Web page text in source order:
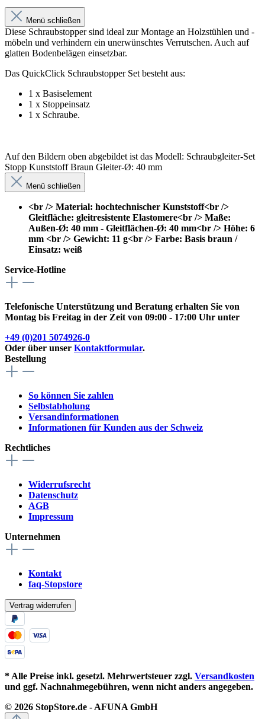
Menü schließen
Diese Schraubstopper sind ideal zur Montage an Holzstühlen und -
möbeln und verhindern ein unerwünschtes Verrutschen. Auch auf
glatten Bodenbelägen einsetzbar.
Das QuickClick Schraubstopper Set besteht aus:
1 x Basiselement
1 x Stoppeinsatz
1 x Schraube.
Auf den Bildern oben abgebildet ist das Modell: Schraubgleiter-Set
Stopp Kunststoff Braun Gleiter-Ø: 40 mm
Menü schließen
<br /> Material: hochtechnischer Kunststoff<br />
Gleitfläche: gleitresistente Elastomere<br /> Maße:
Außen-Ø: 40 mm - Gleitflächen-Ø: 40 mm<br /> Höhe: 6
mm <br /> Gewicht: 11 g<br /> Farbe: Basis braun /
Einsatz: weiß
Service-Hotline
Telefonische Unterstützung und Beratung erhalten Sie von
Montag bis Freitag in der Zeit von 09:00 - 17:00 Uhr unter
+49 (0)201 5074926-0
Oder über unser Kontaktformular.
Bestellung
So können Sie zahlen
Selbstabholung
Versandinformationen
Informationen für Kunden aus der Schweiz
Rechtliches
Widerrufsrecht
Datenschutz
AGB
Impressum
Unternehmen
Kontakt
faq-Stopstore
Vertrag widerrufen
* Alle Preise inkl. gesetzl. Mehrwertsteuer zzgl. Versandkosten
und ggf. Nachnahmegebühren, wenn nicht anders angegeben.
© 2026 StopStore.de - AFUNA GmbH